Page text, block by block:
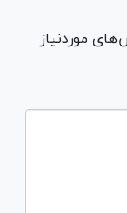
موردنیاز